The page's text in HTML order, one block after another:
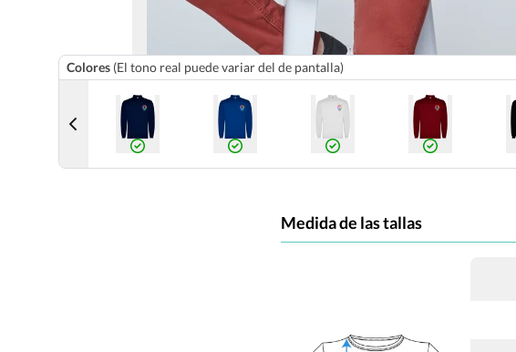
Colores (El tono real puede variar del de pantalla)
Medida de las tallas